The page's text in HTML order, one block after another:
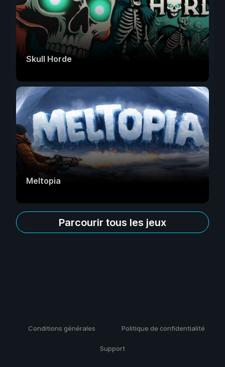
Skull Horde
Meltopia
Parcourir tous les jeux
Conditions générales Politique de confidentialité
Support